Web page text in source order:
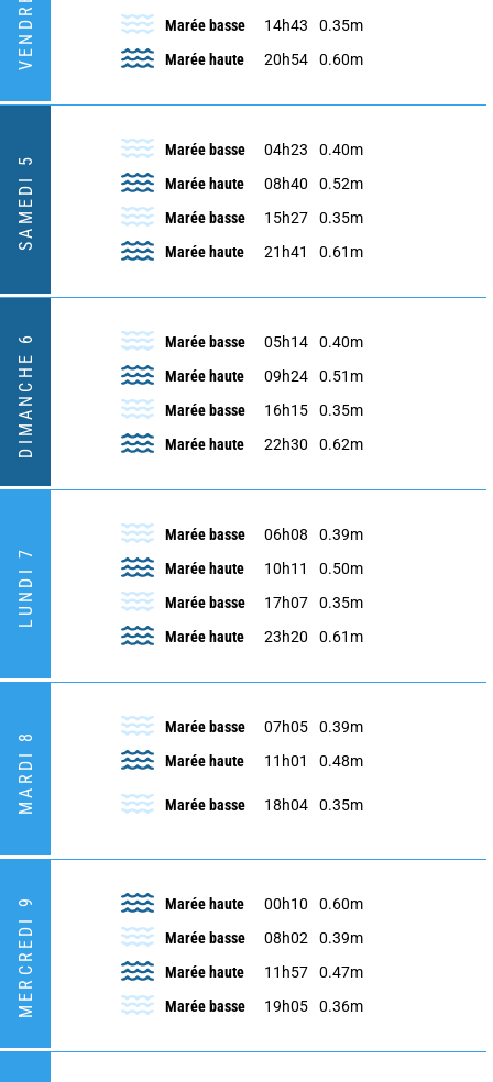
Marée basse
14h43
0.35m
Marée haute
20h54 0.60m
SAMEDI 5
Marée basse 04h23
0.40m
Marée haute
08h40
0.52m
Marée basse
15h27
0.35m
Marée haute
21h41 0.61m
DIMANCHE 6 Marée basse 05h14
0.40m
Marée haute
09h24
0.51m
Marée basse
16h15
0.35m
Marée haute
22h30 0.62m
LUNDI 7
Marée basse 06h08
0.39m
Marée haute
10h11
0.50m
Marée basse
17h07
0.35m
Marée haute
23h20 0.61m
MARDI 8
Marée basse 07h05
0.39m
Marée haute
11h01 0.48m
Marée basse 18h04 0.35m
MERCREDI 9 Marée haute 00h10
0.60m
Marée basse
08h02
0.39m
Marée haute
11h57
0.47m
Marée basse
19h05 0.36m